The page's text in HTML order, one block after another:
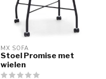
MX SOFA
Stoel Promise met
wielen